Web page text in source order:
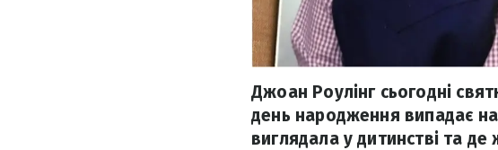
Джоан Роулінг сьогодні
день народження випадає
виглядала у дитинстві та